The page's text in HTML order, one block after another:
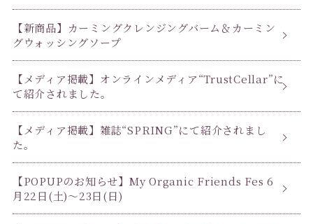
【新商品】カーミングクレンジングバーム＆カーミン
グウォッシングソープ
【メディア掲載】オンラインメディア“TrustCellar”に
て紹介されました。
【メディア掲載】雑誌“SPRING”にて紹介されまし
た。
【POPUPのお知らせ】My Organic Friends Fes 6
月22日(土)〜23日(日)